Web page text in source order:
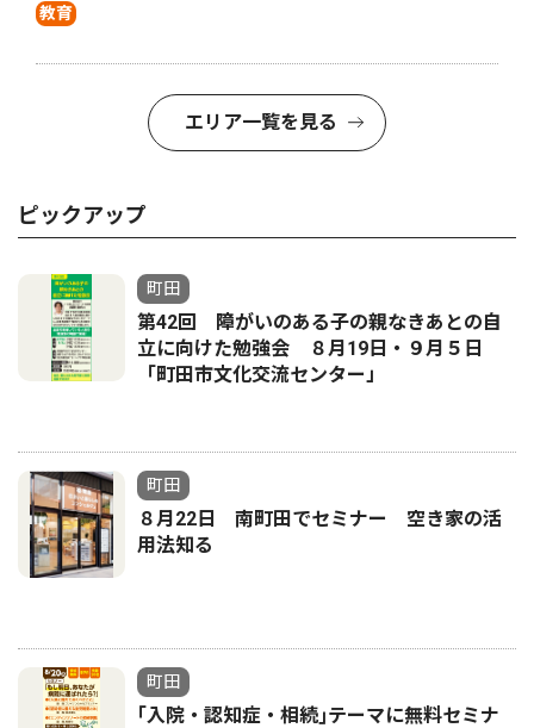
教育
エリア一覧を見る
ピックアップ
町田
第42回 障がいのある子の親なきあとの自
立に向けた勉強会 ８月19日・９月５日
「町田市文化交流センター」
町田
８月22日 南町田でセミナー 空き家の活
用法知る
町田
｢入院・認知症・相続｣テーマに無料セミナ